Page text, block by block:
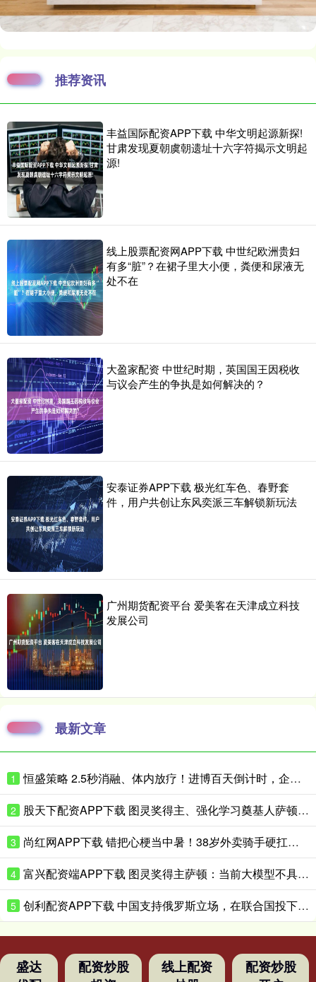
推荐资讯
丰益国际配资APP下载 中华文明起源新探!
甘肃发现夏朝虞朝遗址十六字符揭示文明起
源!
线上股票配资网APP下载 中世纪欧洲贵妇
有多“脏”？在裙子里大小便，粪便和尿液无
处不在
大盈家配资 中世纪时期，英国国王因税收
与议会产生的争执是如何解决的？
安泰证券APP下载 极光红车色、春野套
件，用户共创让东风奕派三车解锁新玩法
广州期货配资平台 爱美客在天津成立科技
发展公司
最新文章
1 恒盛策略 2.5秒消融、体内放疗！进博百天倒计时，企业亮出微创医疗硬核黑科技
2 股天下配资APP下载 图灵奖得主、强化学习奠基人萨顿：心理学是我的“秘密武器”
3 尚红网APP下载 错把心梗当中暑！38岁外卖骑手硬扛胸痛3小时，医生提醒来了！
4 富兴配资端APP下载 图灵奖得主萨顿：当前大模型不具备真实体验，到2040年有五成概率洞悉心智
5 创利配资APP下载 中国支持俄罗斯立场，在联合国投下反对票，为伊朗主持公道！
盛达
配资炒股
线上配资
配资炒股